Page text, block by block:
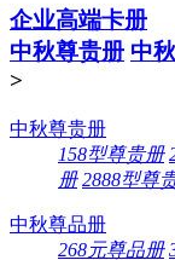
企业高端卡册
中秋尊贵册 中
>
中秋尊贵册
158型尊贵册
册 2888型尊
中秋尊品册
268元尊品册